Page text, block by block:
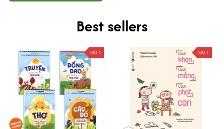
Best sellers
SALE SALE